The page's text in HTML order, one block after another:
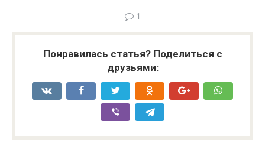
1
Понравилась статья? Поделиться с
друзьями: